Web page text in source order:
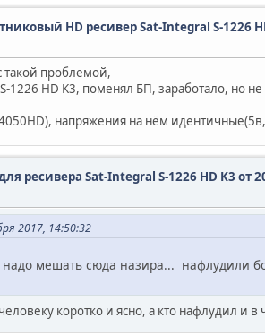
HD ресивер Sat-Integral S-1226
такой проблемой,
1226 HD K3, поменял БП, заработало, но
напряжения на нём
ресивера Sat-Integral S-1226 HD K3 от
2017, 14:50:32
надо мешать сюда назира... нафлудили
коротко и ясно, а кто нафлудил и